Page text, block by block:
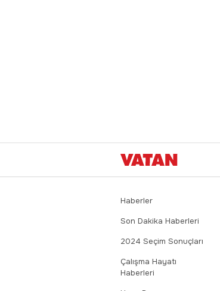
Haberler
Son Dakika Haberleri
2024 Seçim Sonuçları
Çalışma Hayatı
Haberleri